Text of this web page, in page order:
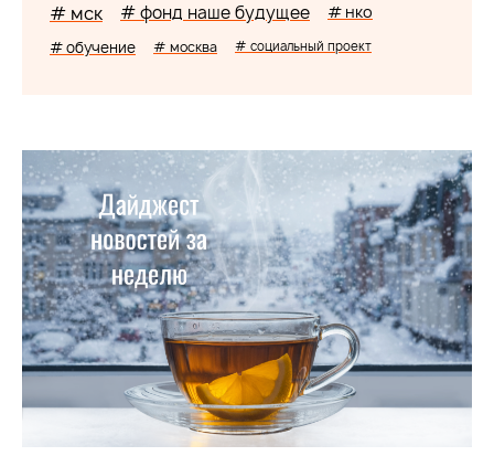
# мск # фонд наше будущее # нко
# обучение # москва # социальный проект